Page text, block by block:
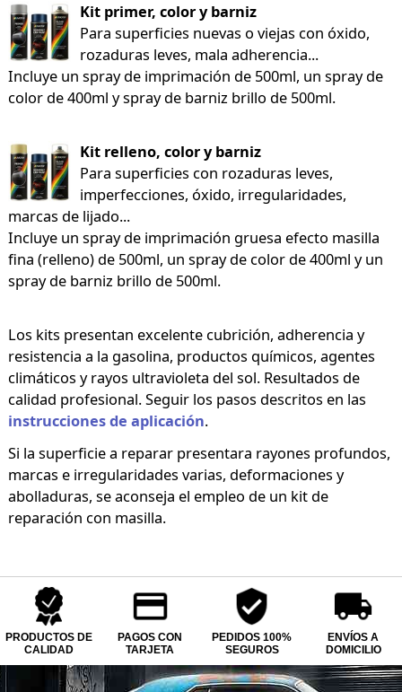
Kit primer, color y barniz
Para superficies nuevas o viejas con óxido,
rozaduras leves, mala adherencia...
Incluye un spray de imprimación de 500ml, un spray de
color de 400ml y spray de barniz brillo de 500ml.
Kit relleno, color y barniz
Para superficies con rozaduras leves,
imperfecciones, óxido, irregularidades,
marcas de lijado...
Incluye un spray de imprimación gruesa efecto masilla
fina (relleno) de 500ml, un spray de color de 400ml y un
spray de barniz brillo de 500ml.
Los kits presentan excelente cubrición, adherencia y
resistencia a la gasolina, productos químicos, agentes
climáticos y rayos ultravioleta del sol. Resultados de
calidad profesional. Seguir los pasos descritos en las
instrucciones de aplicación.
Si la superficie a reparar presentara rayones profundos,
marcas e irregularidades varias, deformaciones y
abolladuras, se aconseja el empleo de un kit de
reparación con masilla.
PRODUCTOS DE
CALIDAD
PAGOS CON
TARJETA
PEDIDOS 100%
SEGUROS
ENVÍOS A
DOMICILIO